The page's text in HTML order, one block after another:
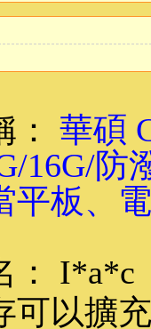
： 華碩
16G/防
平板、
I*a*c
可以擴